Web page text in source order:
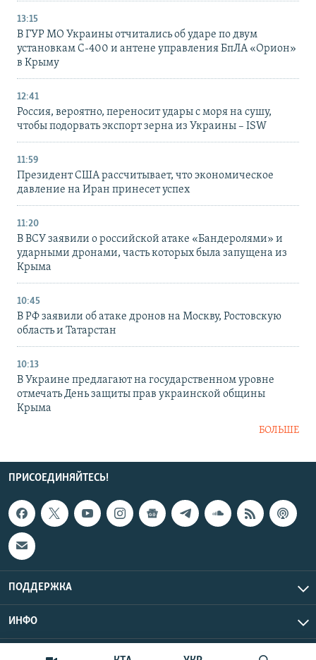
13:15
В ГУР МО Украины отчитались об ударе по двум
установкам С-400 и антене управления БпЛА «Орион»
в Крыму
12:41
Россия, вероятно, переносит удары с моря на сушу,
чтобы подорвать экспорт зерна из Украины – ISW
11:59
Президент США рассчитывает, что экономическое
давление на Иран принесет успех
11:20
В ВСУ заявили о российской атаке «Бандеролями» и
ударными дронами, часть которых была запущена из
Крыма
10:45
В РФ заявили об атаке дронов на Москву, Ростовскую
область и Татарстан
10:13
В Украине предлагают на государственном уровне
отмечать День защиты прав украинской общины
Крыма
БОЛЬШЕ
ПРИСОЕДИНЯЙТЕСЬ!
ПОДДЕРЖКА
ИНФО